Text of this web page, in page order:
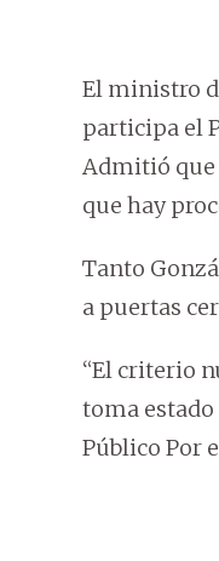
El ministro
participa el
Admitió que
que hay
Tanto
a puertas
“El criterio
toma
Público Por